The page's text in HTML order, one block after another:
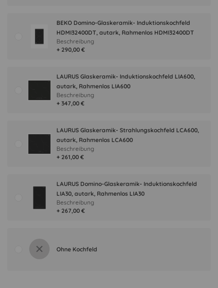
BEKO Domino-Glaskeramik- Induktionskochfeld
HDMI32400DT, autark, Rahmenlos HDMI32400DT
+ 290,00 €
Beschreibung
LAURUS Glaskeramik- Induktionskochfeld LIA600,
autark, Rahmenlos LIA600
+ 347,00 €
Beschreibung
LAURUS Glaskeramik- Strahlungskochfeld LCA600,
autark, Rahmenlos LCA600
+ 261,00 €
Beschreibung
LAURUS Domino-Glaskeramik- Induktionskochfeld
LIA30, autark, Rahmenlos LIA30
+ 267,00 €
Beschreibung
Ohne Kochfeld